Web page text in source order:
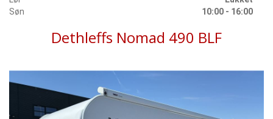
Søn
10:00 - 16:00
Dethleffs Nomad 490 BLF